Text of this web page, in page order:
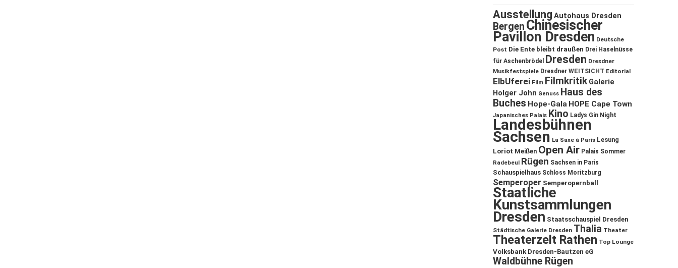
Ausstellung Autohaus Dresden
Bergen Chinesischer
Pavillon Dresden Deutsche
Post Die Ente bleibt draußen Drei Haselnüsse
für Aschenbrödel
Dresden Dresdner
Musikfestspiele Dresdner WEITSICHT Editorial
ElbUferei Film Filmkritik Galerie
Holger John Genuss Haus des
Buches Hope-Gala HOPE Cape Town
Japanisches Palais Kino Ladys Gin Night
Landesbühnen
Sachsen La Saxe à Paris Lesung
Loriot Meißen Open Air Palais Sommer
Radebeul Rügen Sachsen in Paris
Schauspielhaus Schloss Moritzburg
Semperoper Semperopernball
Staatliche
Kunstsammlungen
Dresden Staatsschauspiel Dresden
Städtische Galerie Dresden Thalia Theater
Theaterzelt Rathen Top Lounge
Volksbank Dresden-Bautzen eG
Waldbühne Rügen